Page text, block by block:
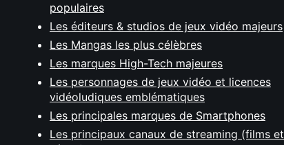
populaires
Les éditeurs & studios de jeux vidéo majeurs
Les Mangas les plus célèbres
Les marques High-Tech majeures
Les personnages de jeux vidéo et licences
vidéoludiques emblématiques
Les principales marques de Smartphones
Les principaux canaux de streaming (films et